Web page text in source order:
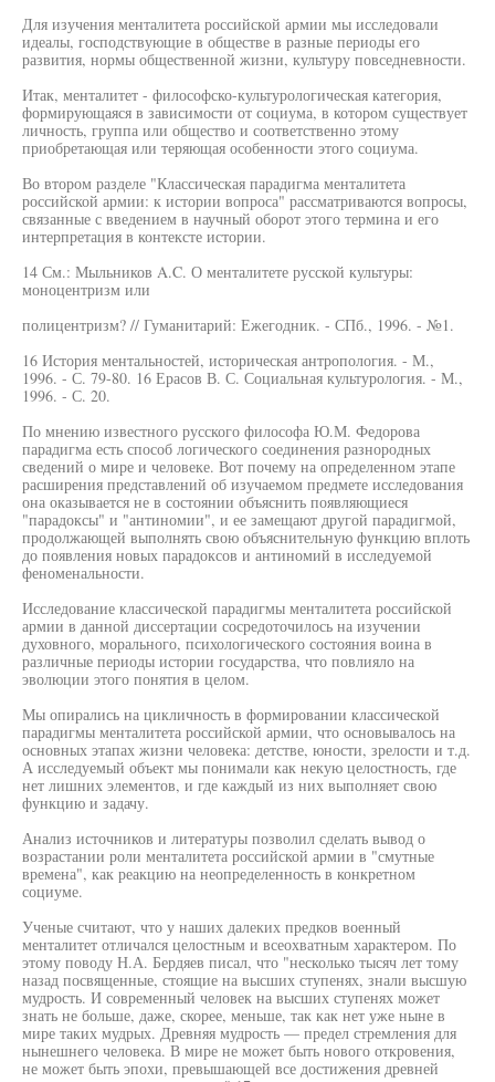
Для изучения менталитета российской армии мы исследовали
идеалы, господствующие в обществе в разные периоды его
развития, нормы общественной жизни, культуру повседневности.
Итак, менталитет - философско-культурологическая категория,
формирующаяся в зависимости от социума, в котором существует
личность, группа или общество и соответственно этому
приобретающая или теряющая особенности этого социума.
Во втором разделе "Классическая парадигма менталитета
российской армии: к истории вопроса" рассматриваются вопросы,
связанные с введением в научный оборот этого термина и его
интерпретация в контексте истории.
14 См.: Мыльников A.C. О менталитете русской культуры:
моноцентризм или
полицентризм? // Гуманитарий: Ежегодник. - СПб., 1996. - №1.
16 История ментальностей, историческая антропология. - М.,
1996. - С. 79-80. 16 Ерасов В. С. Социальная культурология. - М.,
1996. - С. 20.
По мнению известного русского философа Ю.М. Федорова
парадигма есть способ логического соединения разнородных
сведений о мире и человеке. Вот почему на определенном этапе
расширения представлений об изучаемом предмете исследования
она оказывается не в состоянии объяснить появляющиеся
"парадоксы" и "антиномии", и ее замещают другой парадигмой,
продолжающей выполнять свою объяснительную функцию вплоть
до появления новых парадоксов и антиномий в исследуемой
феноменальности.
Исследование классической парадигмы менталитета российской
армии в данной диссертации сосредоточилось на изучении
духовного, морального, психологического состояния воина в
различные периоды истории государства, что повлияло на
эволюции этого понятия в целом.
Мы опирались на цикличность в формировании классической
парадигмы менталитета российской армии, что основывалось на
основных этапах жизни человека: детстве, юности, зрелости и т.д.
А исследуемый объект мы понимали как некую целостность, где
нет лишних элементов, и где каждый из них выполняет свою
функцию и задачу.
Анализ источников и литературы позволил сделать вывод о
возрастании роли менталитета российской армии в "смутные
времена", как реакцию на неопределенность в конкретном
социуме.
Ученые считают, что у наших далеких предков военный
менталитет отличался целостным и всеохватным характером. По
этому поводу Н.А. Бердяев писал, что "несколько тысяч лет тому
назад посвященные, стоящие на высших ступенях, знали высшую
мудрость. И современный человек на высших ступенях может
знать не больше, даже, скорее, меньше, так как нет уже ныне в
мире таких мудрых. Древняя мудрость — предел стремления для
нынешнего человека. В мире не может быть нового откровения,
не может быть эпохи, превышающей все достижения древней